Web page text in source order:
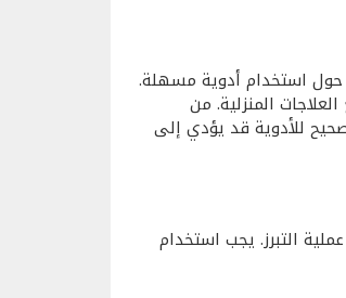
استخدام أدوية مسهلة.
المنزلية. من
للأدوية قد يؤدي إلى
التبرز. يجب استخدام